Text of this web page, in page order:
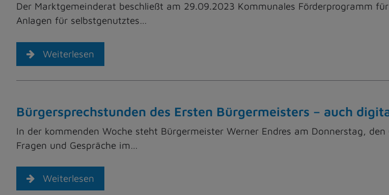
Der Marktgemeinderat beschließt am 29.09.2023 Kommunales Förderprogramm
Anlagen für selbstgenutztes…
Weiterlesen
Bürgersprechstunden des Ersten Bürgermeisters – auch
In der kommenden Woche steht Bürgermeister Werner Endres am Donnerstag,
Fragen und Gespräche im…
Weiterlesen